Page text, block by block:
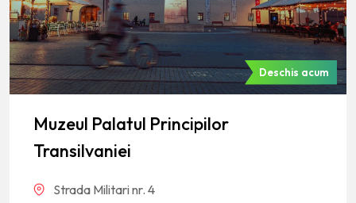
Deschis acum
Muzeul Palatul Principilor
Transilvaniei
Strada Militari nr. 4